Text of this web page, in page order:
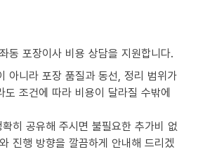
동 포장이사 비용 상담을 지원합니다.
아니라 포장 품질과 동선, 정리 범위가
도 조건에 따라 비용이 달라질 수밖에
히 공유해 주시면 불필요한 추가비 없
진행 방향을 깔끔하게 안내해 드리겠